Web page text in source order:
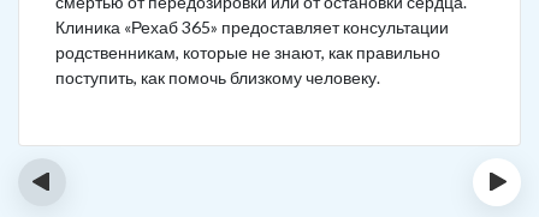
Клиника «Рехаб 365» предоставляет консультации
родственникам, которые не знают, как правильно
поступить, как помочь близкому человеку.
‹ ›